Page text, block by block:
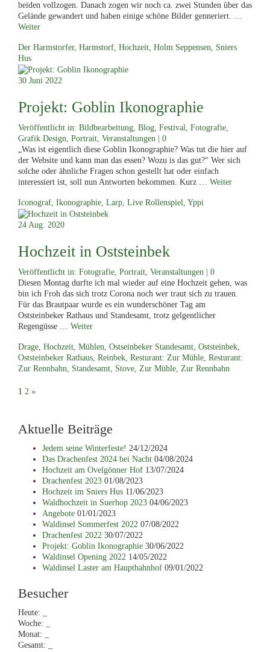
beiden vollzogen. Danach zogen wir noch ca. zwei Stunden über das
Gelände gewandert und haben einige schöne Bilder genneriert. …
Weiter
Der Harmstorfer, Harmstorf, Hochzeit, Holm Seppensen, Sniers
Hus
30 Juni 2022
Projekt: Goblin Ikonographie
Veröffentlicht in: Bildbearbeitung, Blog, Festival, Fotografie,
Grafik Design, Portrait, Veranstaltungen
0
„Was ist eigentlich diese Goblin Ikonographie? Was tut die hier auf
der Website und kann man das essen? Wozu is das gut?“ Wer sich
solche oder ähnliche Fragen schon gestellt hat oder einfach
interessiert ist, soll nun Antworten bekommen. Kurz … Weiter
Iconograf, Ikonographie, Larp, Live Rollenspiel, Yppi
24 Aug. 2020
Hochzeit in Oststeinbek
Veröffentlicht in: Fotografie Portrait Veranstaltungen
0
Diesen Montag durfte ich mal wieder auf eine Hochzeit gehen, was
bin ich Froh das sich trotz Corona noch wer traut sich zu trauen.
Für das Brautpaar wurde es ein wunderschöner Tag am
Oststeinbeker Rathaus und Standesamt, trotz gelgentlicher
Regengüsse … Weiter
Drage Hochzeit Mühlen Ostseinbeker Standesamt Oststeinbek
Oststeinbeker Rathaus Reinbek Resturant: Zur Mühle Resturant:
Zur Rennbahn
Standesamt Stove Zur Mühle Zur Rennbahn
Seitennummerierung
Beiträge
1 2 »
Aktuelle Beiträge
Jedem seine Winterfeste! 24/12/2024
Das Drachenfest 2024 bei Nacht 04/08/2024
Hochzeit am Ovelgönner Hof 13/07/2024
Drachenfest 2023 01/08/2023
Hochzeit im Sniers Hus 11/06/2023
Waldhochzeit in Suerhop 2023 04/06/2023
Angebote 01/01/2023
Waldinsel Sommerfest 2022 07/08/2022
Drachenfest 2022 30/07/2022
Projekt: Goblin Ikonographie 30/06/2022
Waldinsel Opening 2022 14/05/2022
Waldinsel Laster am Hauptbahnhof 09/01/2022
Besucher
Heute:
Woche:
Monat:
Gesamt: